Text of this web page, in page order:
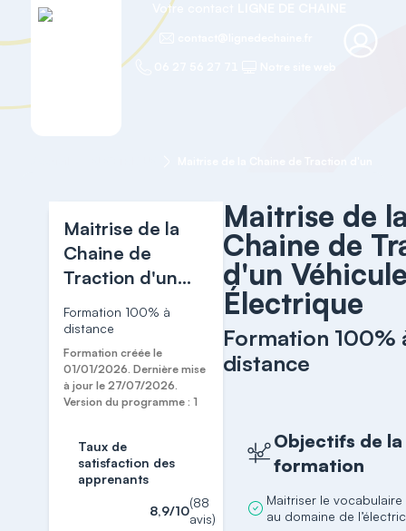
Votre contact
Maitrise de la
Chaine de
Traction d'un
Véhicule
Électrique
Formation 100% à
distance
Formation créée le
01/01/2026. Dernière mise
à jour le 27/07/2026.
Version du programme : 1
Taux de
satisfaction des
apprenants
8,9/10
(88
avis)
Maitrise de
Chaine de
d'un
Électrique
Formation 100%
distance
Objectifs de la
formation
Maitriser le
au domaine de